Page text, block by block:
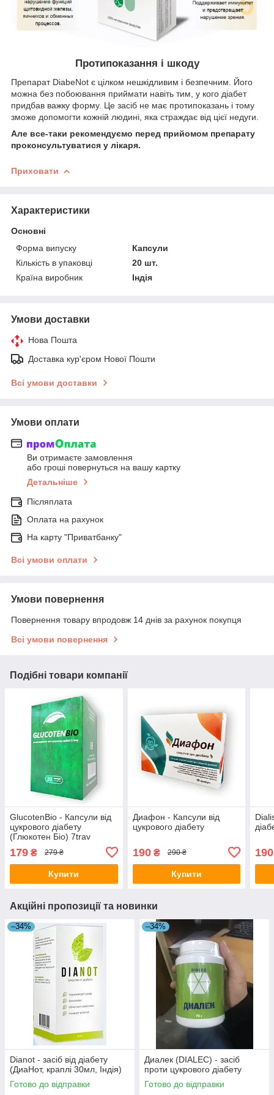
Протипоказання і шкоду
Препарат DiabeNot є цілком нешкідливим і безпечним. Його
можна без побоювання приймати навіть тим, у кого діабет
придбав важку форму. Це засіб не має протипоказань і тому
зможе допомогти кожній людині, яка страждає від цієї недуги.
Але все-таки рекомендуємо перед прийомом препарату
проконсультуватися у лікаря.
Приховати
Характеристики
Основні
Форма випуску
Капсули
Кількість в упаковці
20 шт.
Країна виробник
Індія
Умови доставки
Нова Пошта
Доставка кур'єром Нової Пошти
Всі умови доставки
Умови оплати
Ви отримаєте замовлення
або гроші повернуться на вашу картку
Детальніше
Післяплата
Оплата на рахунок
На карту "Приватбанку"
Всі умови оплати
Умови повернення
Повернення товару впродовж 14 днів за рахунок покупця
Всі умови повернення
Подібні товари компанії
GlucotenBio - Капсули від
цукрового діабету
(Глюкотен Біо) 7trav
179 ₴ 279 ₴
Купити
Диафон - Капсули від
цукрового діабету
190₴ 290 ₴
Купити
190
Акційні пропозиції та новинки
–34%
Dianot - засіб від діабету
(ДиаНот, краплі 30мл, Індія)
Готово до відправки
–34%
Диалек (DIALEC) - засіб
проти цукрового діабету
Готово до відправки